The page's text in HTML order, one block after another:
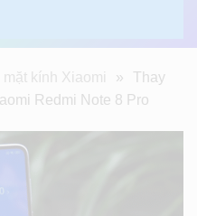
mặt kính Xiaomi »
Thay
Redmi Note 8 Pro